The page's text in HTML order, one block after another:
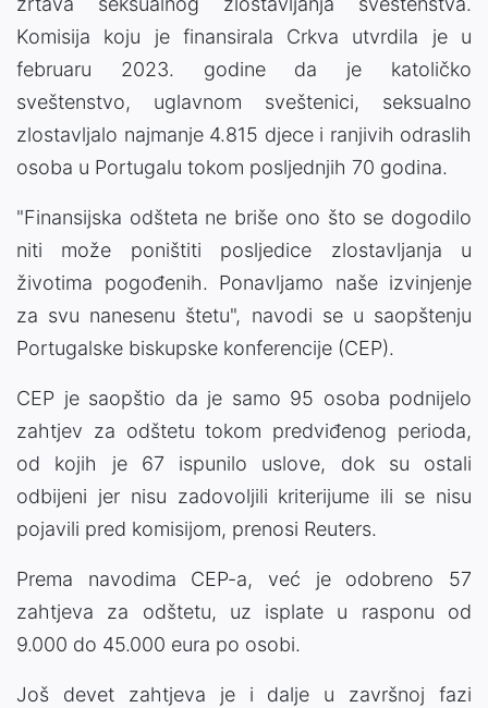
Komisija koju je finansirala Crkva utvrdila je u
februaru 2023. godine da je katoličko
sveštenstvo, uglavnom sveštenici, seksualno
zlostavljalo najmanje 4.815 djece i ranjivih odraslih
osoba u Portugalu tokom posljednjih 70 godina.
"Finansijska odšteta ne briše ono što se dogodilo
niti može poništiti posljedice zlostavljanja u
životima pogođenih. Ponavljamo naše izvinjenje
za svu nanesenu štetu", navodi se u saopštenju
Portugalske biskupske konferencije (CEP).
CEP je saopštio da je samo 95 osoba podnijelo
zahtjev za odštetu tokom predviđenog perioda,
od kojih je 67 ispunilo uslove, dok su ostali
odbijeni jer nisu zadovoljili kriterijume ili se nisu
pojavili pred komisijom, prenosi Reuters.
Prema navodima CEP-a, već je odobreno 57
zahtjeva za odštetu, uz isplate u rasponu od
9.000 do 45.000 eura po osobi.
Još devet zahtjeva je i dalje u završnoj fazi